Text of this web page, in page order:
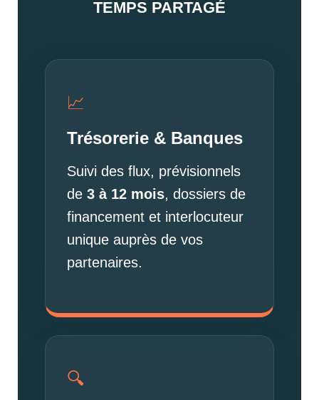
TEMPS PARTAGÉ
📈
Trésorerie & Banques
Suivi des flux, prévisionnels
de 3 à 12 mois, dossiers de
financement et interlocuteur
unique auprès de vos
partenaires.
🔍